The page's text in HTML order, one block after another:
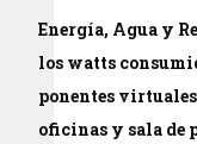
Energía, Agua y
los watts
ponentes
oficinas y sala de